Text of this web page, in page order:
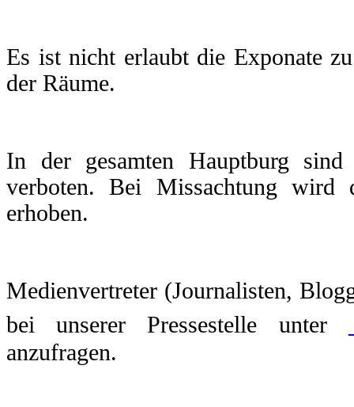
Es ist nicht erlaubt die Exponate
der Räume.
In der gesamten Hauptburg
verboten. Bei Missachtung wird
erhoben.
Medienvertreter (Journalisten,
bei unserer Pressestelle unter
anzufragen.